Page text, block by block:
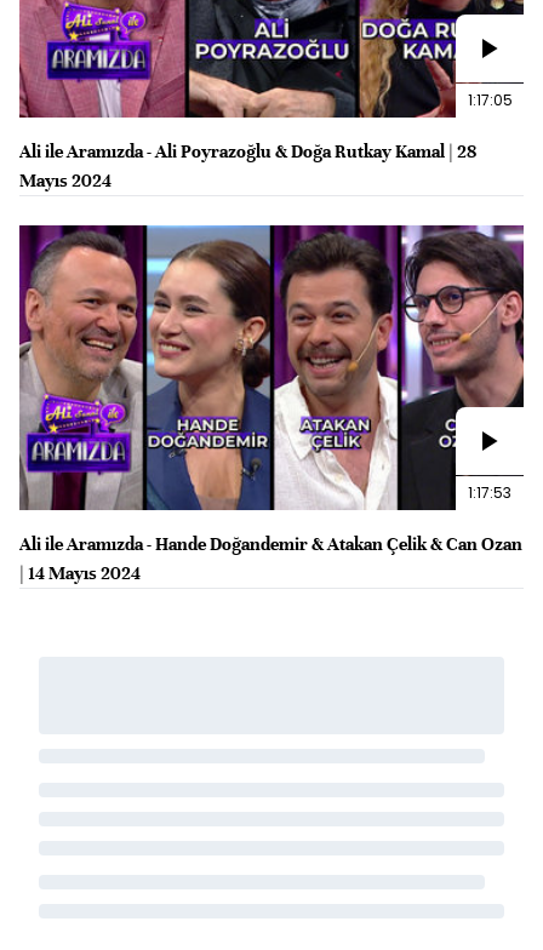
1:17:05
Ali ile Aramızda - Ali Poyrazoğlu & Doğa Rutkay Kamal | 28
Mayıs 2024
1:17:53
Ali ile Aramızda - Hande Doğandemir & Atakan Çelik & Can Ozan
| 14 Mayıs 2024